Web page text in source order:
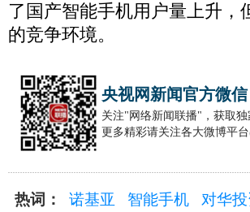
了国产智能手机用户量上升
的竞争环境。
央视网新闻官方微
关注"网络新闻联播"，获取独
更多精彩请关注各大微博平
热词： 诺基亚 智能手机 对华